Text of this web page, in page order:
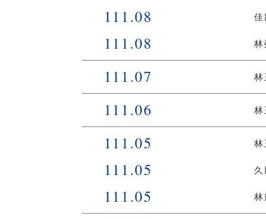
111.08
111.08
111.07
111.06
111.05
111.05
111.05